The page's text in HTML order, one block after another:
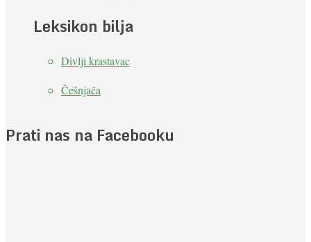
Leksikon bilja
Divlji krastavac
Češnjača
Prati nas na Facebooku